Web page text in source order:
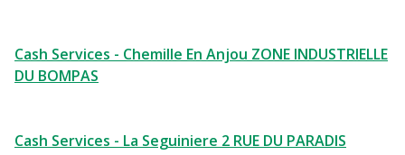
Cash Services - Chemille En Anjou ZONE INDUSTRIELLE
DU BOMPAS
Cash Services - La Seguiniere 2 RUE DU PARADIS